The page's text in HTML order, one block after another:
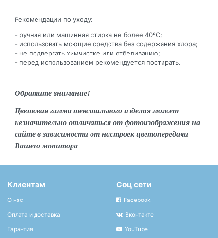
Рекомендации по уходу:
- ручная или машинная стирка не более 40ºС;
- использовать моющие средства без содержания хлора;
- не подвергать химчистке или отбеливанию;
- перед использованием рекомендуется постирать.
Обратите внимание!
Цветовая гамма текстильного изделия может
незначительно отличаться от фотоизображения на
сайте в зависимости от настроек цветопередачи
Вашего монитора
Клиентам
О нас
Оплата и доставка
Гарантия
Соц сети
Facebook
Вконтакте
YouTube